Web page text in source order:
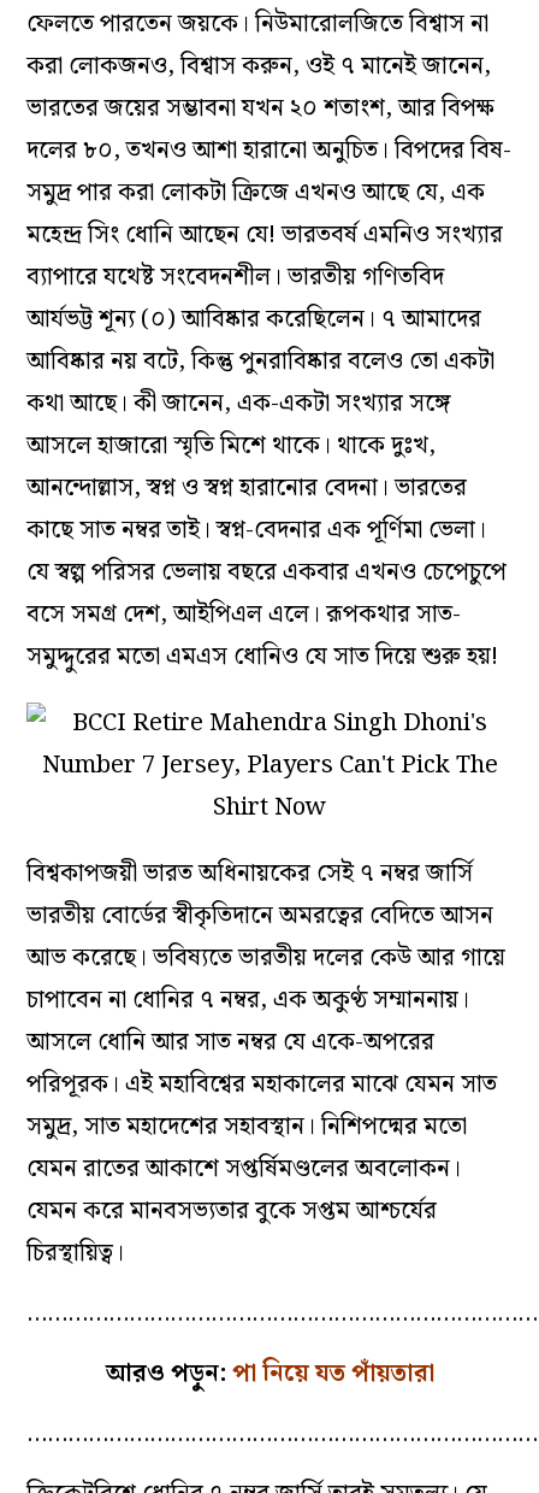
ফেলতে পারতেন জয়কে। নিউমারোলজিতে বিশ্বাস না
করা লোকজনও, বিশ্বাস করুন, ওই ৭ মানেই জানেন,
ভারতের জয়ের সম্ভাবনা যখন ২০ শতাংশ, আর বিপক্ষ
দলের ৮০, তখনও আশা হারানো অনুচিত। বিপদের বিষ-
সমুদ্র পার করা‌ লোকটা ক্রিজে এখনও আছে যে, এক
মহেন্দ্র সিং ধোনি আছেন যে! ভারতবর্ষ এমনিও সংখ্যার
ব‌্যাপারে যথেষ্ট সংবেদনশীল। ভারতীয় গণিতবিদ
আর্যভট্ট শূন্য (০) আবিষ্কার করেছিলেন। ৭ আমাদের
আবিষ্কার নয় বটে, কিন্তু পুনরাবিষ্কার বলেও তো একটা
কথা আছে। কী জানেন, এক-একটা সংখ্যার সঙ্গে
আসলে হাজারো স্মৃতি মিশে থাকে। থাকে দুঃখ,
আনন্দোল্লাস, স্বপ্ন ও স্বপ্ন হারানোর বেদনা। ভারতের
কাছে সাত‌ নম্বর তাই‌। স্বপ্ন-বেদনার এক পূর্ণিমা ভেলা।
যে স্বল্প পরিসর ভেলায় বছরে একবার এখনও চেপেচুপে
বসে সমগ্র দেশ, আইপিএল এলে। রূপকথার সাত-
সমুদ্দুরের মতো এমএস ধোনিও যে সাত দিয়ে শুরু হয়!
বিশ্বকাপজয়ী ভারত অধিনায়কের সেই ৭ নম্বর জার্সি
ভারতীয় বোর্ডের স্বীকৃতিদানে অমরত্বের বেদিতে আসন
আভ করেছে। ভবিষ্যতে ভারতীয় দলের কেউ আর গায়ে
চাপাবেন না ধোনির ৭ নম্বর, এক অকুণ্ঠ সম্মাননায়।
আসলে ধোনি আর সাত নম্বর যে একে-অপরের
পরিপূরক। এই মহাবিশ্বের মহাকালের মাঝে যেমন সাত
সমুদ্র, সাত মহাদেশের সহাবস্থান। নিশিপদ্মের মতো
যেমন রাতের আকাশে সপ্তর্ষিমণ্ডলের অবলোকন।
যেমন করে মানবসভ্যতার বুকে সপ্তম আশ্চর্যের
চিরস্থায়িত্ব।
আরও পড়ুন:পা নিয়ে যত পাঁয়তারা